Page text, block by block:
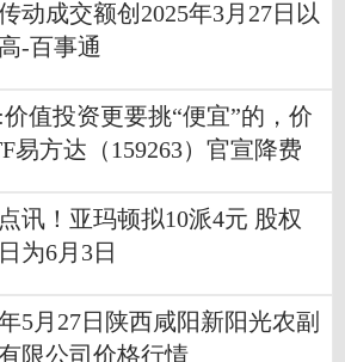
动成交额创2025年3月27日以
-百事通
值投资更要挑“便宜”的，价
易方达（159263）官宣降费
讯！亚玛顿拟10派4元 股权
为6月3日
5月27日陕西咸阳新阳光农副
限公司价格行情